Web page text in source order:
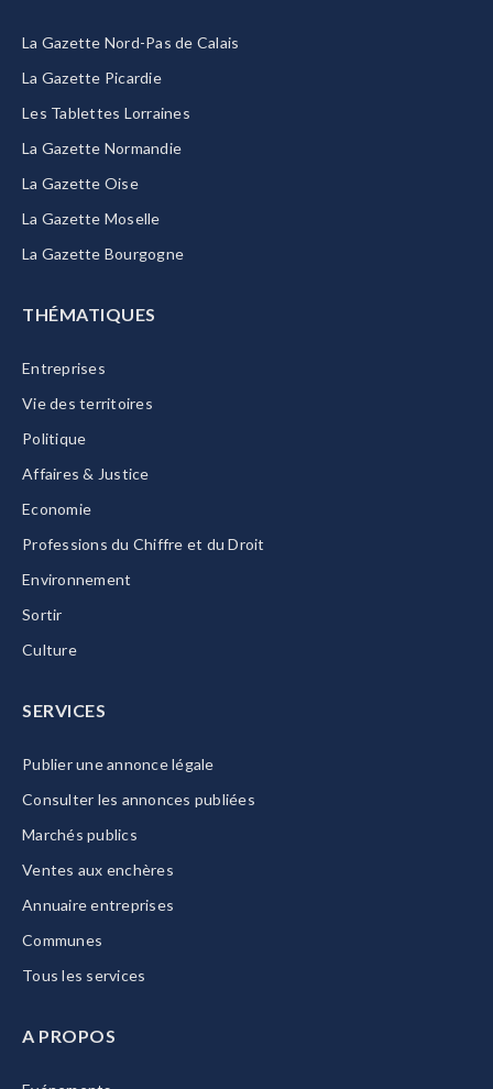
La Gazette Nord-Pas de Calais
La Gazette Picardie
Les Tablettes Lorraines
La Gazette Normandie
La Gazette Oise
La Gazette Moselle
La Gazette Bourgogne
THÉMATIQUES
Entreprises
Vie des territoires
Politique
Affaires & Justice
Economie
Professions du Chiffre et du Droit
Environnement
Sortir
Culture
SERVICES
Publier une annonce légale
Consulter les annonces publiées
Marchés publics
Ventes aux enchères
Annuaire entreprises
Communes
Tous les services
A PROPOS